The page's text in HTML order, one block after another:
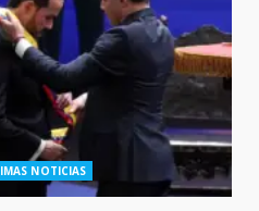
NOTICIAS